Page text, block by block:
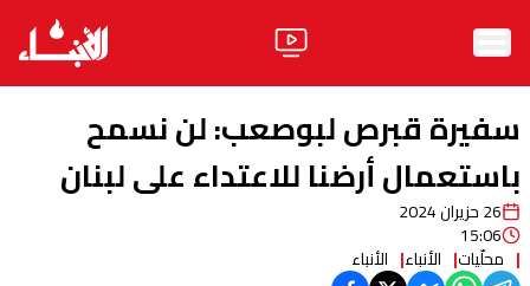
الأخبار
آراء
فيديو
سفيرة قبرص لبوصعب: لن نسمح
باستعمال أرضنا للاعتداء على لبنان
26 حزيران 2024
15:06
محلّيات الأنباء الأنباء